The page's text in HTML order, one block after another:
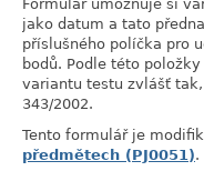
Formulář umožňuje si
jako datum a tato
příslušného políčka pro
bodů. Podle této
variantu testu zvlášť
343/2002.
Tento formulář je
předmětech (PJ0051).